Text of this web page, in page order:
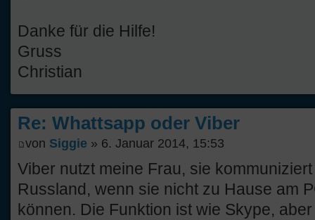
Danke für die Hilfe!
Gruss
Christian
Re: Whattsapp oder Viber
von Siggie » 6. Januar 2014, 15:53
Viber nutzt meine Frau, sie
Russland, wenn sie nicht zu Hause am
können. Die Funktion ist wie Skype,